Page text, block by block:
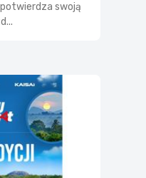
potwierdza swoją